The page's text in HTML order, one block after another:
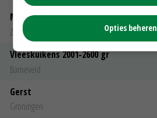
Magere melkpoeder
Zuivel NL
Vleeskuikens 2001-2600 gr
Barneveld
Gerst
Groningen
Opties beheren